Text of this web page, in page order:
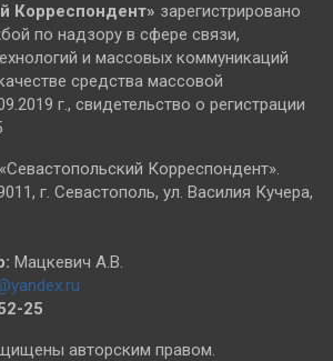
Корреспондент» зарегистрировано
по надзору в сфере связи,
и массовых коммуникаций
средства массовой
г., свидетельство о регистрации
Корреспондент».
г. Севастополь, ул. Василия Кучера,
Мацкевич А.В.
25
авторским правом.